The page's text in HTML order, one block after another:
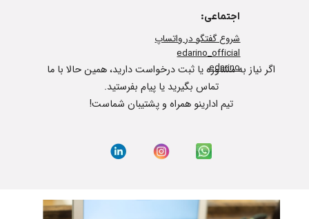
اگر نیاز به مشاوره یا ثبت درخواست دارید، همین حالا با ما
تماس بگیرید یا پیام بفرستید.
تیم ادارینو همراه و پشتیبان شماست!​​​​​​​
اجتماعی:
شروع گفتگو در واتساپ
edarino_official
edarino